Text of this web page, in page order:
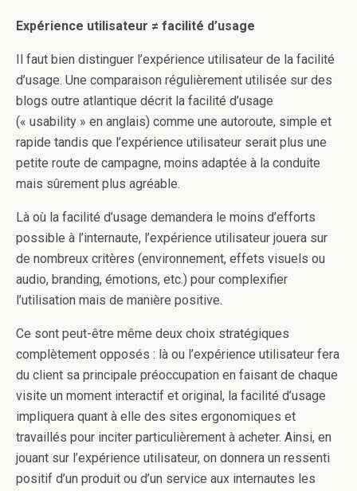
Expérience utilisateur ≠ facilité d’usage
Il faut bien distinguer l’expérience utilisateur de la facilité
d’usage. Une comparaison régulièrement utilisée sur des
blogs outre atlantique décrit la facilité d’usage
(« usability » en anglais) comme une autoroute, simple et
rapide tandis que l’expérience utilisateur serait plus une
petite route de campagne, moins adaptée à la conduite
mais sûrement plus agréable.
Là où la facilité d’usage demandera le moins d’efforts
possible à l’internaute, l’expérience utilisateur jouera sur
de nombreux critères (environnement, effets visuels ou
audio, branding, émotions, etc.) pour complexifier
l’utilisation mais de manière positive.
Ce sont peut-être même deux choix stratégiques
complètement opposés : là ou l’expérience utilisateur fera
du client sa principale préoccupation en faisant de chaque
visite un moment interactif et original, la facilité d’usage
impliquera quant à elle des sites ergonomiques et
travaillés pour inciter particulièrement à acheter. Ainsi, en
jouant sur l’expérience utilisateur, on donnera un ressenti
positif d’un produit ou d’un service aux internautes les